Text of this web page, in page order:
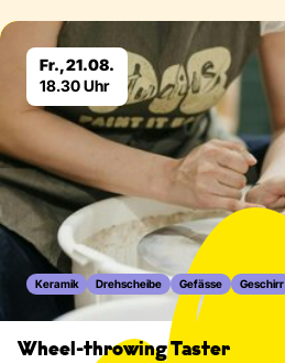
Fr., 21.08.
18.30 Uhr
Keramik Drehscheibe Gefässe Geschirr
Wheel-throwing Taster
Eventdetails